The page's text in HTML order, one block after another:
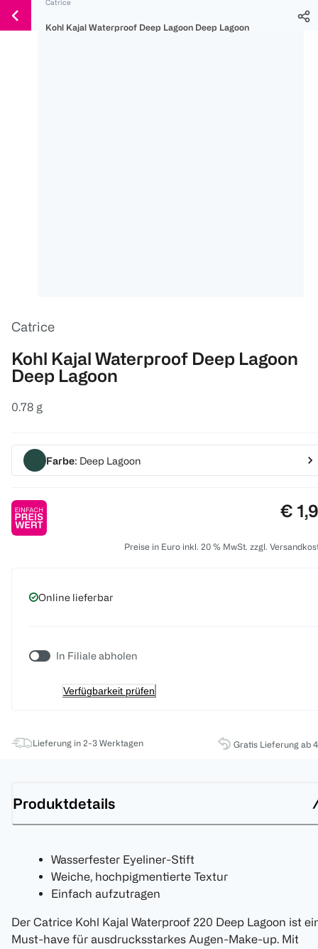
150 Ös
300 Ös
500 Ös
Weiter
zum
Catrice
Kohl Kajal Waterproof Deep Lagoon Deep Lagoon
Catrice
Kohl Kajal Waterproof Deep Lagoon
Deep Lagoon
0.78 g
Farbe: Deep Lagoon
€
Preise in Euro inkl. 20 % MwSt. zzgl.
Online lieferbar
In Filiale abholen
Verfügbarkeit prüfen
Lieferung in 2-3 Werktagen Gratis Lieferung ab
Produktdetails
Wasserfester Eyeliner-Stift
Weiche, hochpigmentierte Textur
Einfach aufzutragen
Der Catrice Kohl Kajal Waterproof 220 Deep Lagoon ist
Must-have für ausdrucksstarkes Augen-Make-up. Mit